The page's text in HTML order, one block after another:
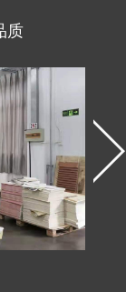
质